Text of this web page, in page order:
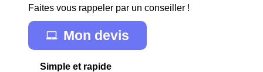
Faites vous rappeler par un conseiller !
Mon devis
Simple et rapide